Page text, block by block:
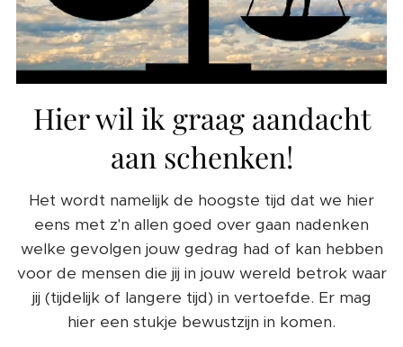
Hier wil ik graag aandacht
aan schenken!
Het wordt namelijk de hoogste tijd dat we hier
eens met z'n allen goed over gaan nadenken
welke gevolgen jouw gedrag had of kan hebben
voor de mensen die jij in jouw wereld betrok waar
jij (tijdelijk of langere tijd) in vertoefde. Er mag
hier een stukje bewustzijn in komen.